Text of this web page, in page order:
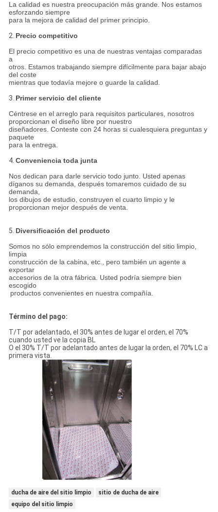
La calidad es nuestra preocupación más grande. Nos estamos
esforzando siempre
para la mejora de calidad del primer principio.
2. Precio competitivo
El precio competitivo es una de nuestras ventajas comparadas
a
otros. Estamos trabajando siempre difícilmente para bajar abajo
del coste
mientras que todavía mejore o guarde la calidad.
3. Primer servicio del cliente
Céntrese en el arreglo para requisitos particulares, nosotros
proporcionan el diseño libre por nuestro
diseñadores. Conteste con 24 horas si cualesquiera preguntas y
paquete
para la entrega.
4. Conveniencia toda junta
Nos dedican para darle servicio todo junto. Usted apenas
díganos su demanda, después tomaremos cuidado de su
demanda,
los dibujos de estudio, construyen el cuarto limpio y le
proporcionan mejor después de venta.
5. Diversificación del producto
Somos no sólo emprendemos la construcción del sitio limpio,
limpia
construcción de la cabina, etc., pero también un agente a
exportar
accesorios de la otra fábrica. Usted podría siempre bien
escogido
productos convenientes en nuestra compañía.
Término del pago:
T/T por adelantado, el 30% antes de lugar el orden, el 70%
cuando usted ve la copia BL
O el 30% T/T por adelantado antes de lugar la orden, el 70% LC a
primera vista.
ducha de aire del sitio limpio
sitio de ducha de aire
equipo del sitio limpio